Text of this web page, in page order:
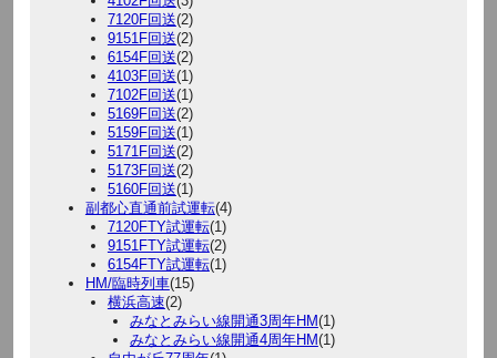
7120F回送(2)
9151F回送(2)
6154F回送(2)
4103F回送(1)
7102F回送(1)
5169F回送(2)
5159F回送(1)
5171F回送(2)
5173F回送(2)
5160F回送(1)
副都心直通前試運転(4)
7120FTY試運転(1)
9151FTY試運転(2)
6154FTY試運転(1)
HM/臨時列車(15)
横浜高速(2)
みなとみらい線開通3周年HM(1)
みなとみらい線開通4周年HM(1)